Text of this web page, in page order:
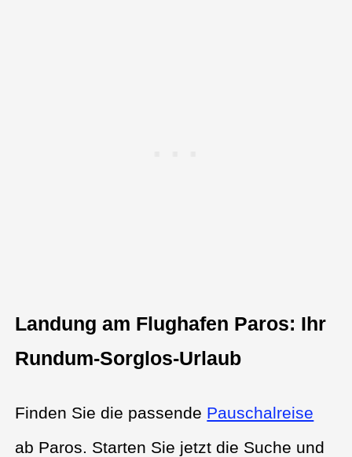
Landung am Flughafen Paros: Ihr
Rundum-Sorglos-Urlaub
Finden Sie die passende Pauschalreise
ab Paros. Starten Sie jetzt die Suche und